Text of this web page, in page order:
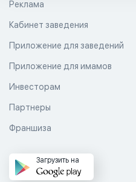
Реклама
Кабинет заведения
Приложение для заведений
Приложение для имамов
Инвесторам
Партнеры
Франшиза
Загрузить на